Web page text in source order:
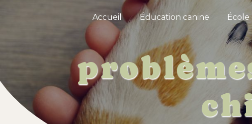
Accueil Éducation canine
Panneau de gestion des cookies